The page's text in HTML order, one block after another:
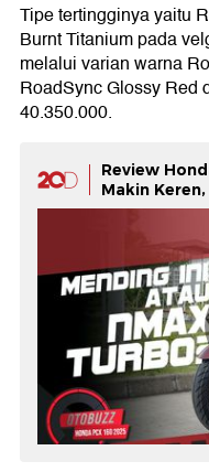
Tipe tertingginya yaitu
Burnt Titanium pada
melalui varian warna
RoadSync Glossy Red
40.350.000.
Review
Makin